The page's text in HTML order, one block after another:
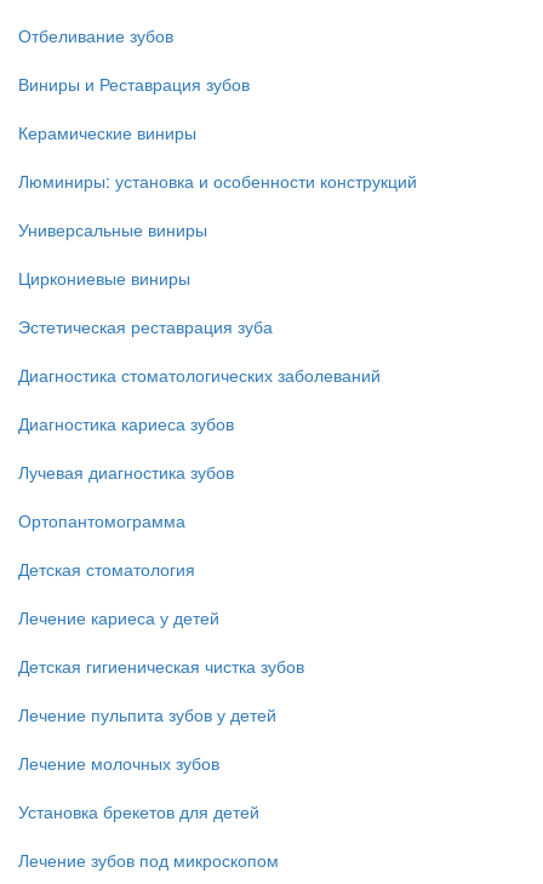
Отбеливание зубов
Виниры и Реставрация зубов
Керамические виниры
Люминиры: установка и особенности конструкций
Универсальные виниры
Циркониевые виниры
Эстетическая реставрация зуба
Диагностика стоматологических заболеваний
Диагностика кариеса зубов
Лучевая диагностика зубов
Ортопантомограмма
Детская стоматология
Лечение кариеса у детей
Детская гигиеническая чистка зубов
Лечение пульпита зубов у детей
Лечение молочных зубов
Установка брекетов для детей
Лечение зубов под микроскопом